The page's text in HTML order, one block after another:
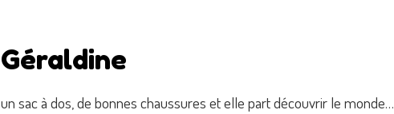
Géraldine
un sac à dos, de bonnes chaussures et elle part découvrir le monde…